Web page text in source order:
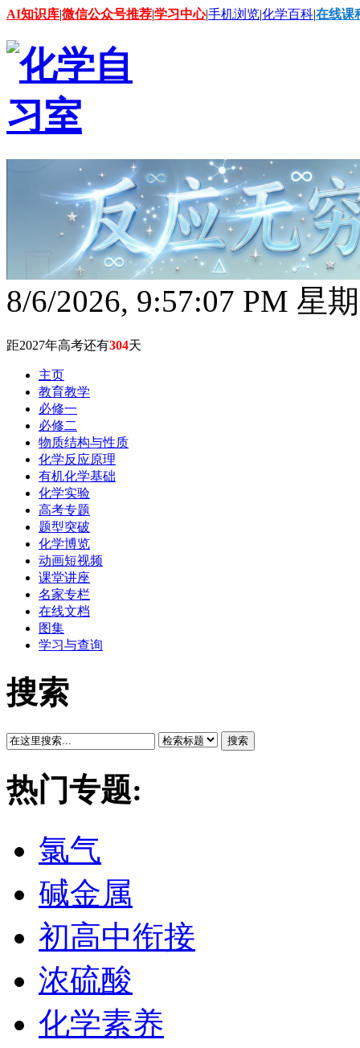
AI知识库|微信公众号推荐|学习中心|手机浏览|化学百科|在线课
8/6/2026, 9:57:09 PM 星
距2027年高考还有304天
主页
教育教学
必修一
必修二
物质结构与性质
化学反应原理
有机化学基础
化学实验
高考专题
题型突破
化学博览
动画短视频
课堂讲座
名家专栏
在线文档
图集
学习与查询
搜索
搜索
热门专题:
氯气
碱金属
初高中衔接
浓硫酸
化学素养